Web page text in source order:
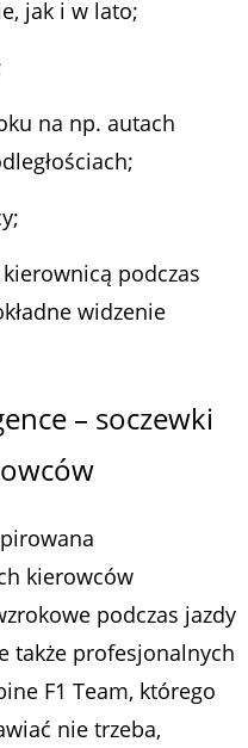
jak i w lato;
na np. autach
podczas
widzenie
– soczewki
kierowców
podczas jazdy
także profesjonalnych
F1 Team, którego
nie trzeba,